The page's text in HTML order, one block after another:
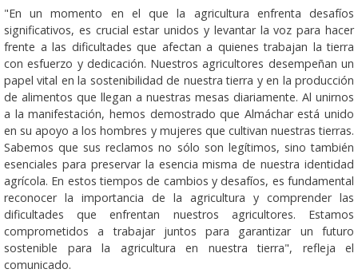
"En un momento en el que la agricultura enfrenta desafíos
significativos, es crucial estar unidos y levantar la voz para hacer
frente a las dificultades que afectan a quienes trabajan la tierra
con esfuerzo y dedicación. Nuestros agricultores desempeñan un
papel vital en la sostenibilidad de nuestra tierra y en la producción
de alimentos que llegan a nuestras mesas diariamente. Al unirnos
a la manifestación, hemos demostrado que Almáchar está unido
en su apoyo a los hombres y mujeres que cultivan nuestras tierras.
Sabemos que sus reclamos no sólo son legítimos, sino también
esenciales para preservar la esencia misma de nuestra identidad
agrícola. En estos tiempos de cambios y desafíos, es fundamental
reconocer la importancia de la agricultura y comprender las
dificultades que enfrentan nuestros agricultores. Estamos
comprometidos a trabajar juntos para garantizar un futuro
sostenible para la agricultura en nuestra tierra", refleja el
comunicado.